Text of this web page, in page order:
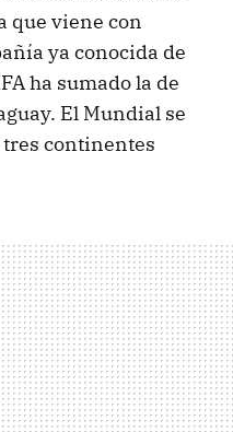
que viene con
ya conocida de
ha sumado la de
El Mundial se
continentes